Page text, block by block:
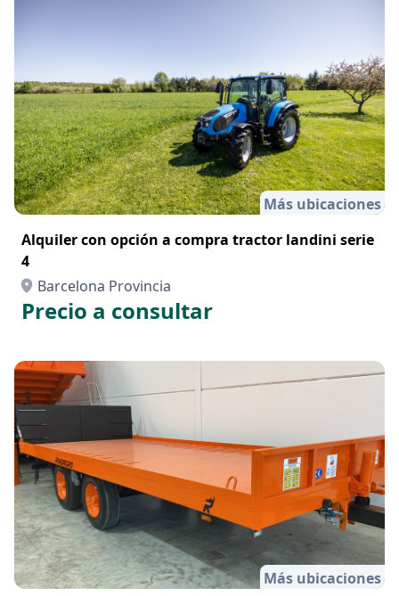
Más ubicaciones
Alquiler con opción a compra tractor landini serie
4
Barcelona Provincia
Precio a consultar
Más ubicaciones